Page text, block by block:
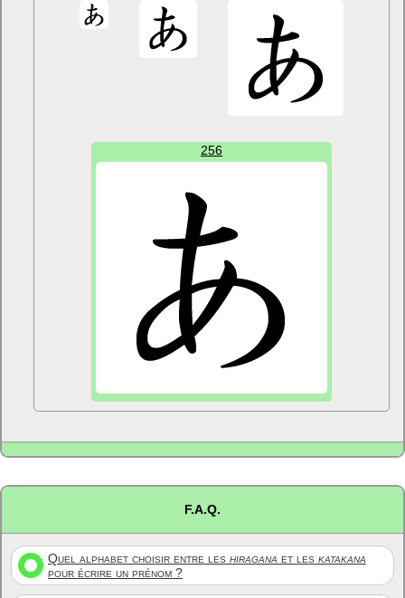
256
F.A.Q.
Quel alphabet choisir entre les hiragana et les katakana
pour écrire un prénom ?